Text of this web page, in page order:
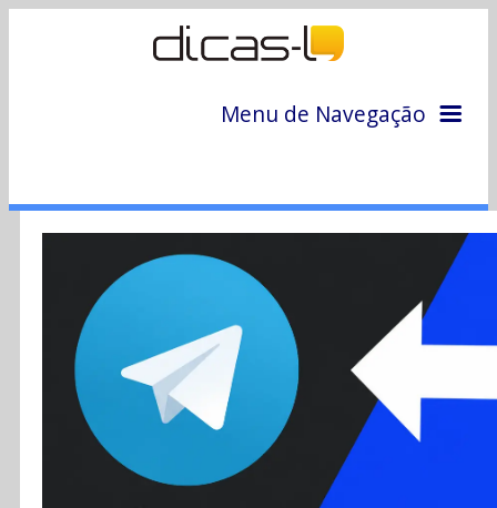
Menu de Navegação
Colunas
Colaboradores